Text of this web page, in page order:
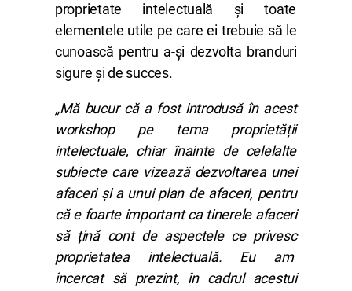
proprietate intelectuală și toate
elementele utile pe care ei trebuie să le
cunoască pentru a-și dezvolta branduri
sigure și de succes.
„Mă bucur că a fost introdusă în acest
workshop pe tema proprietății
intelectuale, chiar înainte de celelalte
subiecte care vizează dezvoltarea unei
afaceri și a unui plan de afaceri, pentru
că e foarte important ca tinerele afaceri
să țină cont de aspectele ce privesc
proprietatea intelectuală. Eu am
încercat să prezint, în cadrul acestui